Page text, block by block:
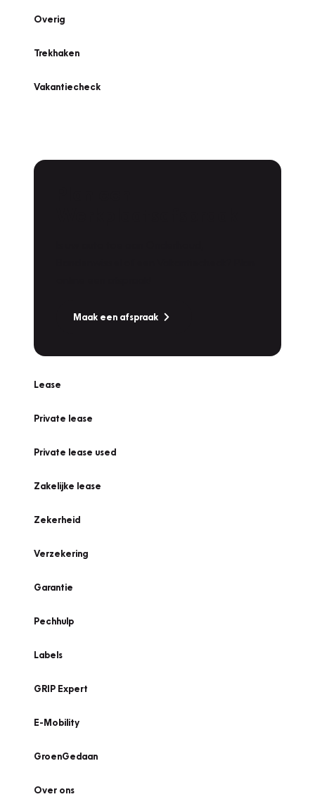
Overig
Trekhaken
Vakantiecheck
Maak een afspraak
Lease
Private lease
Private lease used
Zakelijke lease
Zekerheid
Verzekering
Garantie
Pechhulp
Labels
GRIP Expert
E-Mobility
GroenGedaan
Over ons